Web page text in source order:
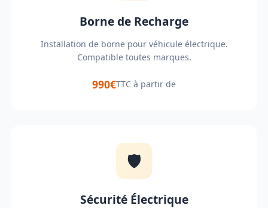
Borne de Recharge
Installation de borne pour véhicule électrique.
Compatible toutes marques.
990€TTC à partir de
🛡️
Sécurité Électrique